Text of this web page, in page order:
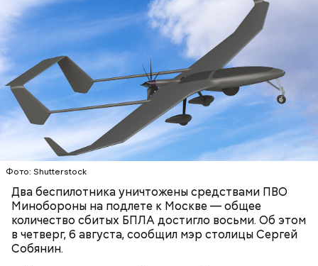
Фото: Shutterstock
Два беспилотника уничтожены средствами ПВО
Минобороны на подлете к Москве — общее
количество сбитых БПЛА достигло восьми. Об этом
в четверг, 6 августа, сообщил мэр столицы Сергей
Собянин.
В этот же день обломки беспилотника украинской
армии
рухнули на зданиелогистического
комплекса Wildberries в Тверской области. В
результате инцидента никто не пострадал.
МОСКВА
СЕРГЕЙ СОБЯНИН
БЕСПИЛОТНИКИ